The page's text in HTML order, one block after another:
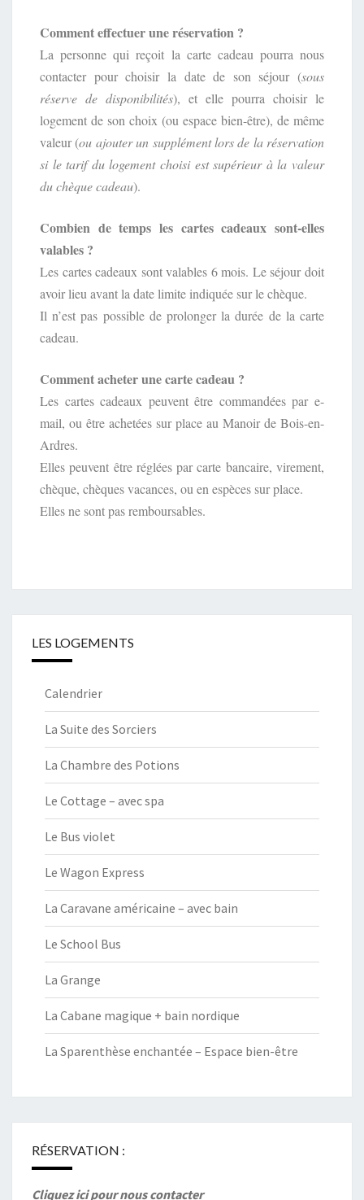
Comment effectuer une réservation ?
La personne qui reçoit la carte cadeau pourra nous
contacter pour choisir la date de son séjour (sous
réserve de disponibilités), et elle pourra choisir le
logement de son choix (ou espace bien-être), de même
valeur (ou ajouter un supplément lors de la réservation
si le tarif du logement choisi est supérieur à la valeur
du chèque cadeau).
Combien de temps les cartes cadeaux sont-elles
valables ?
Les cartes cadeaux sont valables 6 mois. Le séjour doit
avoir lieu avant la date limite indiquée sur le chèque.
Il n’est pas possible de prolonger la durée de la carte
cadeau.
Comment acheter une carte cadeau ?
Les cartes cadeaux peuvent être commandées par e-
mail, ou être achetées sur place au Manoir de Bois-en-
Ardres.
Elles peuvent être réglées par carte bancaire, virement,
chèque, chèques vacances, ou en espèces sur place.
Elles ne sont pas remboursables.
LES LOGEMENTS
Calendrier
La Suite des Sorciers
La Chambre des Potions
Le Cottage – avec spa
Le Bus violet
Le Wagon Express
La Caravane américaine – avec bain
Le School Bus
La Grange
La Cabane magique + bain nordique
La Sparenthèse enchantée – Espace bien-être
RÉSERVATION :
Cliquez ici pour nous contacter